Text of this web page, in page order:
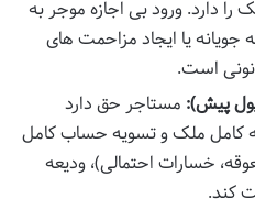
را دارد. ورود بی اجازه موجر به
جویانه یا ایجاد مزاحمت های
است.
پیش): مستاجر حق دارد
کامل ملک و تسویه حساب کامل
خسارات احتمالی)، ودیعه
کند.